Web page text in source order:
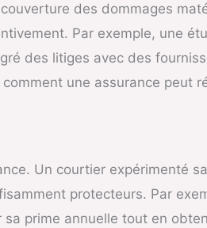
des dommages
Par exemple, une
des litiges avec des
une assurance peut
Un courtier expérimenté
protecteurs. Par
sa prime annuelle tout en